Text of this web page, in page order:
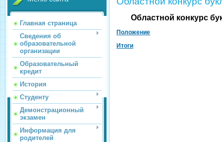
Главная страница
Сведения об
образовательной
организации
Образовательный
кредит
История
Студенту
Демонстрационный
экзамен
Информация для
родителей
Областной конкурс
Положение
Итоги